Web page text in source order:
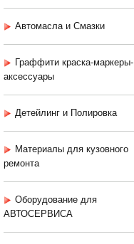
Автомасла и Смазки
Граффити краска-маркеры-
аксессуары
Детейлинг и Полировка
Материалы для кузовного
ремонта
Оборудование для
АВТОСЕРВИСА